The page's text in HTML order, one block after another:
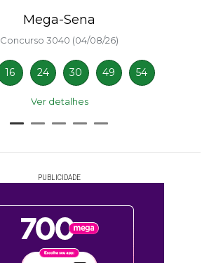
Mega-Sena
Concurso 3040 (04/08/26)
16 24 30 49 54
Ver detalhes
PUBLICIDADE